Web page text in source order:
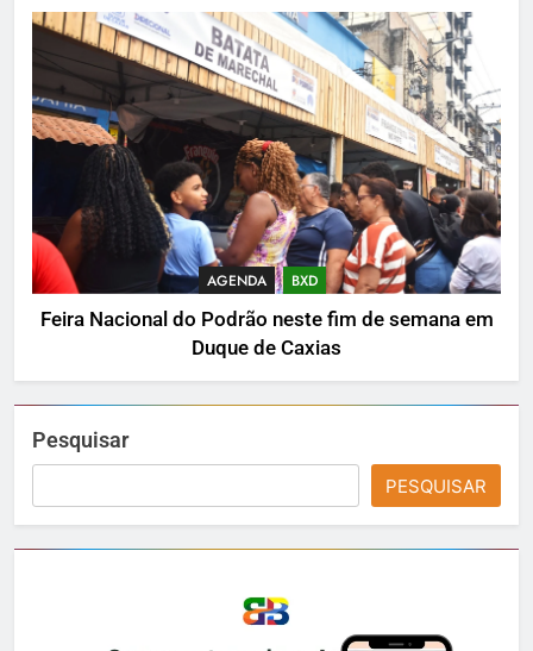
AGENDA BXD
Feira Nacional do Podrão neste fim de semana em
Duque de Caxias
Pesquisar
PESQUISAR